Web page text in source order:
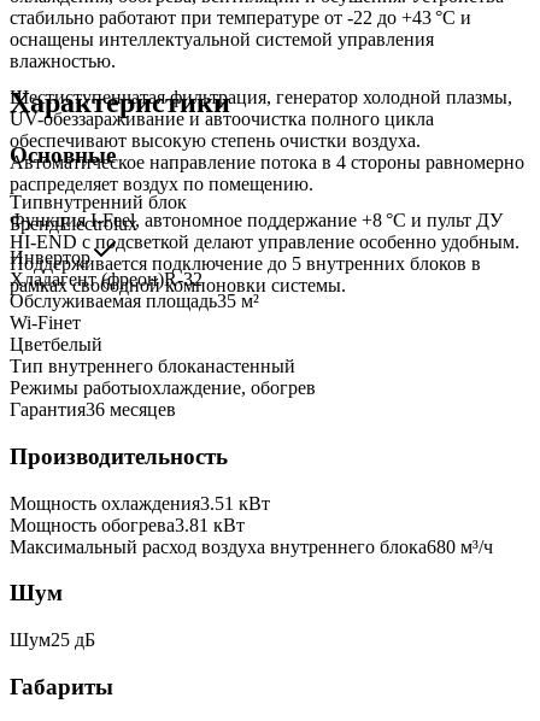
стабильно работают при температуре от -22 до +43 °C и
оснащены интеллектуальной системой управления
влажностью.
Шестиступенчатая фильтрация, генератор холодной плазмы,
UV-обеззараживание и автоочистка полного цикла
обеспечивают высокую степень очистки воздуха.
Автоматическое направление потока в 4 стороны равномерно
распределяет воздух по помещению.
Функция I-Feel, автономное поддержание +8 °C и пульт ДУ
HI-END с подсветкой делают управление особенно удобным.
Поддерживается подключение до 5 внутренних блоков в
рамках свободной компоновки системы.
Характеристики
Основные
Типвнутренний блок
БрендElectrolux
Инвертор
Хладагент (фреон)R-32
Обслуживаемая площадь35 м²
Wi-Fiнет
Цветбелый
Тип внутреннего блоканастенный
Режимы работыохлаждение, обогрев
Гарантия36 месяцев
Производительность
Мощность охлаждения3.51 кВт
Мощность обогрева3.81 кВт
Максимальный расход воздуха внутреннего блока680 м³/ч
Шум
Шум25 дБ
Габариты